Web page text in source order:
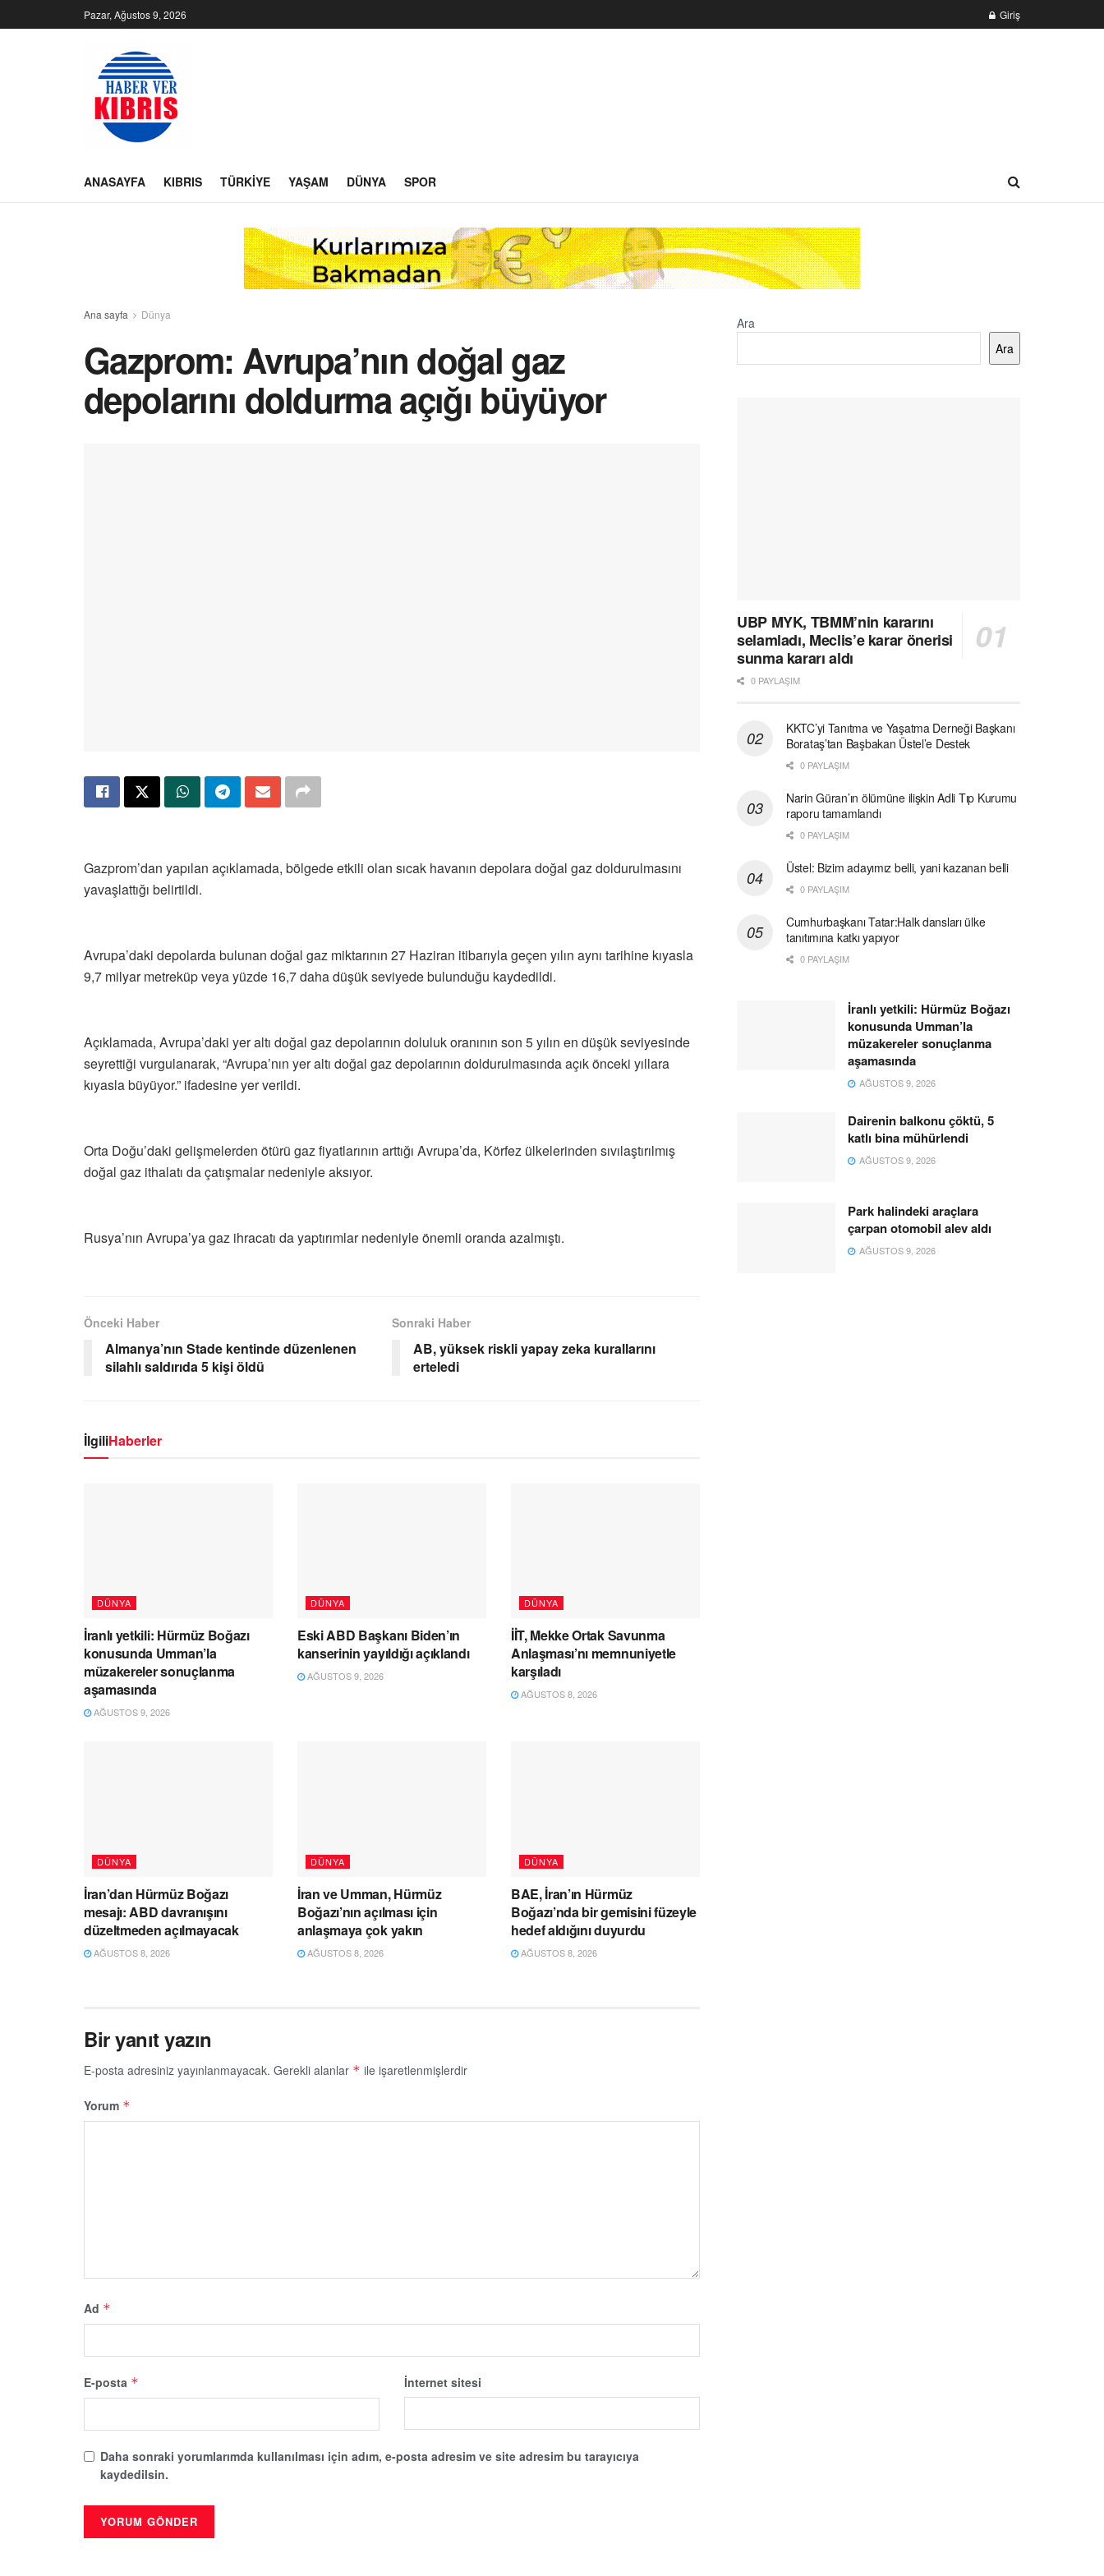
Pazar, Ağustos 9, 2026 Giriş
ANASAYFA KIBRIS TÜRKIYE YAŞAM DÜNYA SPOR
Ana sayfa Dünya
Gazprom: Avrupa’nın doğal gaz
depolarını doldurma açığı büyüyor
Gazprom’dan yapılan açıklamada, bölgede etkili olan sıcak havanın depolara doğal gaz doldurulmasını
yavaşlattığı belirtildi.
Avrupa’daki depolarda bulunan doğal gaz miktarının 27 Haziran itibarıyla geçen yılın aynı tarihine kıyasla
9,7 milyar metreküp veya yüzde 16,7 daha düşük seviyede bulunduğu kaydedildi.
Açıklamada, Avrupa’daki yer altı doğal gaz depolarının doluluk oranının son 5 yılın en düşük seviyesinde
seyrettiği vurgulanarak, “Avrupa’nın yer altı doğal gaz depolarının doldurulmasında açık önceki yıllara
kıyasla büyüyor.” ifadesine yer verildi.
Orta Doğu’daki gelişmelerden ötürü gaz fiyatlarının arttığı Avrupa’da, Körfez ülkelerinden sıvılaştırılmış
doğal gaz ithalatı da çatışmalar nedeniyle aksıyor.
Rusya’nın Avrupa’ya gaz ihracatı da yaptırımlar nedeniyle önemli oranda azalmıştı.
Önceki Haber
Almanya’nın Stade kentinde düzenlenen
silahlı saldırıda 5 kişi öldü
Sonraki Haber
AB, yüksek riskli yapay zeka kurallarını
erteledi
İlgiliHaberler
DÜNYA
İranlı yetkili: Hürmüz Boğazı
konusunda Umman’la
müzakereler sonuçlanma
aşamasında
AĞUSTOS 9, 2026
DÜNYA
Eski ABD Başkanı Biden’ın
kanserinin yayıldığı açıklandı
AĞUSTOS 9, 2026
DÜNYA
İİT, Mekke Ortak Savunma
Anlaşması’nı memnuniyetle
karşıladı
AĞUSTOS 8, 2026
DÜNYA
İran’dan Hürmüz Boğazı
mesajı: ABD davranışını
düzeltmeden açılmayacak
AĞUSTOS 8, 2026
DÜNYA
İran ve Umman, Hürmüz
Boğazı’nın açılması için
anlaşmaya çok yakın
AĞUSTOS 8, 2026
DÜNYA
BAE, İran’ın Hürmüz
Boğazı’nda bir gemisini füzeyle
hedef aldığını duyurdu
AĞUSTOS 8, 2026
Bir yanıt yazın
E-posta adresiniz yayınlanmayacak. Gerekli alanlar * ile işaretlenmişlerdir
Yorum *
Ad *
E-posta * İnternet sitesi
Daha sonraki yorumlarımda kullanılması için adım, e-posta adresim ve site adresim bu tarayıcıya
kaydedilsin.
Ara
Ara
UBP MYK, TBMM’nin kararını
selamladı, Meclis’e karar önerisi
sunma kararı aldı
0 PAYLAŞIM
KKTC’yi Tanıtma ve Yaşatma Derneği Başkanı
Borataş’tan Başbakan Üstel’e Destek
0 PAYLAŞIM
Narin Güran’ın ölümüne ilişkin Adli Tıp Kurumu
raporu tamamlandı
0 PAYLAŞIM
Üstel: Bizim adayımız belli, yani kazanan belli
0 PAYLAŞIM
Cumhurbaşkanı Tatar:Halk dansları ülke
tanıtımına katkı yapıyor
0 PAYLAŞIM
İranlı yetkili: Hürmüz Boğazı
konusunda Umman’la
müzakereler sonuçlanma
aşamasında
AĞUSTOS 9, 2026
Dairenin balkonu çöktü, 5
katlı bina mühürlendi
AĞUSTOS 9, 2026
Park halindeki araçlara
çarpan otomobil alev aldı
AĞUSTOS 9, 2026